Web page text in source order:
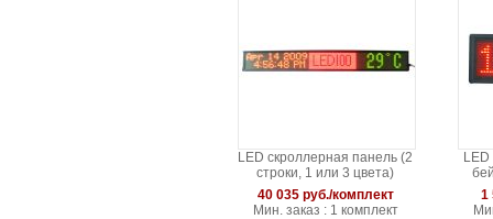
LED скроллерная панель (2
строки, 1 или 3 цвета)
40 035 руб./комплект
Мин. заказ : 1 комплект
1